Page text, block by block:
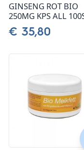
GINSENG ROT BIO
250MG KPS ALL
€ 35,80